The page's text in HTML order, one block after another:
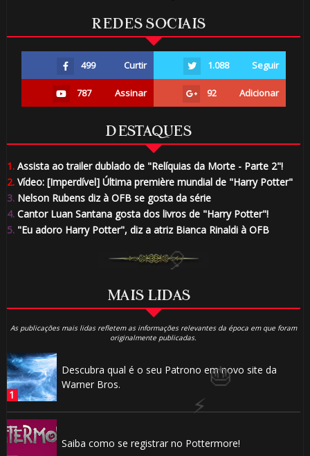
REDES SOCIAIS
499 Curtir 1.088 Seguir
787 Assinar 92 Adicionar
DESTAQUES
1.Assista ao trailer dublado de "Relíquias da Morte - Parte 2"!
2.Vídeo: [Imperdível] Última première mundial de "Harry Potter"
3.Nelson Rubens diz à OFB se gosta da série
4.Cantor Luan Santana gosta dos livros de "Harry Potter"!
5."Eu adoro Harry Potter", diz a atriz Bianca Rinaldi à OFB
MAIS LIDAS
As publicações mais lidas refletem as informações relevantes da época em que foram
originalmente publicadas.
Descubra qual é o seu Patrono em novo site da
Warner Bros.
Saiba como se registrar no Pottermore!
🎂
1️⃣ 8️⃣
⚡
🎂